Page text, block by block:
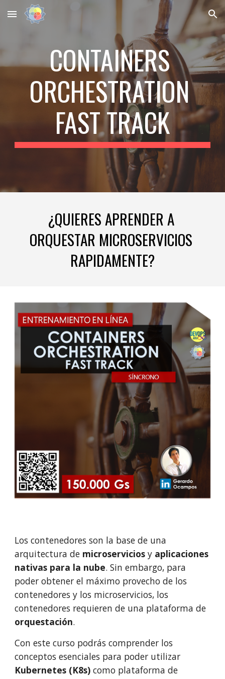
Skip to main content Skip to navigation
CONTAINERS
ORCHESTRATION
FAST TRACK
¿QUIERES APRENDER A
ORQUESTAR MICROSERVICIOS
RAPIDAMENTE?
Los contenedores son la base de una
arquitectura de microservicios y aplicaciones
nativas para la nube. Sin embargo, para
poder obtener el máximo provecho de los
contenedores y los microservicios, los
orquestación.
Con este curso podrás comprender los
Kubernetes (K8s) como plataforma de